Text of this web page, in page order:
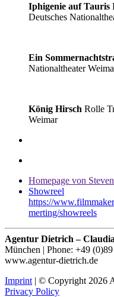
Iphigenie auf Tauris
Deutsches
Ein
Nationaltheater
König Hirsch Rolle
Weimar
Homepage von
Showreel
https://
merting/showreels
Agentur Dietrich –
München | Phone: +49
www.agentur-dietrich.de
Imprint | © Copyright 2026
Privacy Policy